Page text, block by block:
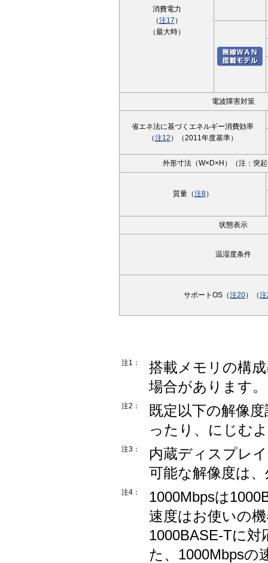
消費電力
（注17 ）
（最大時）
電波障害対策
省エネ法に基づくエネルギー消費効率
（注12 ）（2011年度基準）
外形寸法（W×D×H）（注：突
質量（注8）
状態表示
温湿度条件
サポートOS（注20）（
注1：
搭載メモリの構
場合があります。
注2：
既定以下の解像
ったり、にじむ
注3：
内蔵ディスプレ
可能な解像度は
注4：
1000Mbpsは
速度はお使いの
1000BASE-Tに
た、1000Mbpsの